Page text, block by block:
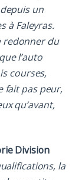
un
à Faleyras.
redonner du
l’auto
courses,
fait pas peur,
qu’avant,
Division
la